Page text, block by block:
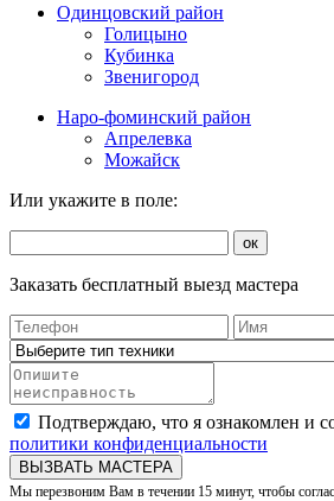
Одинцовский район
Голицыно
Кубинка
Звенигород
Наро-фоминский район
Апрелевка
Можайск
Или укажите в поле:
ок
Заказать бесплатный выезд мастера
Подтверждаю, что я ознакомлен и
политики конфиденциальности
ВЫЗВАТЬ МАСТЕРА
Мы перезвоним Вам в течении 15 минут, чтобы